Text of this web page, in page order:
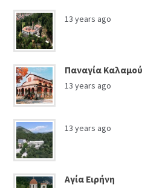
13 years ago
Παναγία Καλαμού
13 years ago
13 years ago
Αγία Ειρήνη